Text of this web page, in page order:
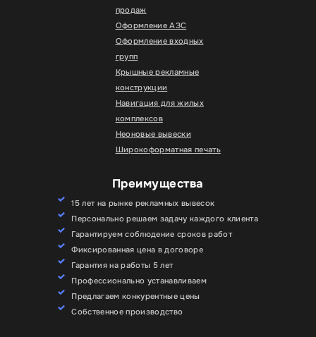
продаж
Оформление АЗС
Оформление входных
групп
Крышные рекламные
конструкции
Навигация для жилых
комплексов
Неоновые вывески
Широкоформатная печать
Преимущества
15 лет на рынке рекламных вывесок
Персонально решаем задачу каждого клиента
Гарантируем соблюдение сроков работ
Фиксированная цена в договоре
Гарантия на работы 5 лет
Профессионально устанавливаем
Предлагаем конкурентные цены
Собственное производство